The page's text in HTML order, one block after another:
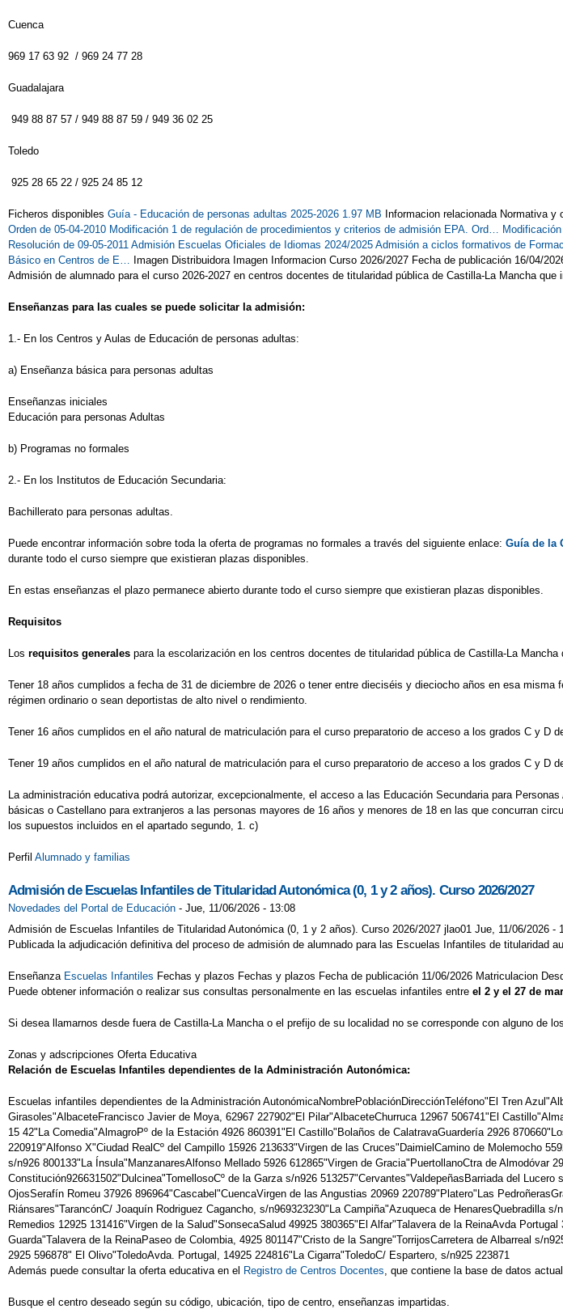
Cuenca
969 17 63 92 / 969 24 77 28
Guadalajara
949 88 87 57 / 949 88 87 59 / 949 36 02 25
Toledo
925 28 65 22 / 925 24 85 12
Ficheros disponibles Guía - Educación de personas adultas 2025-2026 1.97 MB Informacion relacionada Normativa y
Orden de 05-04-2010 Modificación 1 de regulación de procedimientos y criterios de admisión EPA. Ord…
Resolución de 09-05-2011 Admisión Escuelas Oficiales de Idiomas 2024/2025 Admisión a ciclos formativos de
Básico en Centros de E…
Imagen Distribuidora Imagen Informacion Curso 2026/2027 Fecha de publicación 16/04/
Admisión de alumnado para el curso 2026-2027 en centros docentes de titularidad pública de Castilla-La Mancha que
Enseñanzas para las cuales se puede solicitar la admisión:
1.- En los Centros y Aulas de Educación de personas adultas:
a) Enseñanza básica para personas adultas
Enseñanzas iniciales
Educación para personas Adultas
b) Programas no formales
2.- En los Institutos de Educación Secundaria:
Bachillerato para personas adultas.
Puede encontrar información sobre toda la oferta de programas no formales a través del siguiente enlace: Guía de la
durante todo el curso siempre que existieran plazas disponibles.
En estas enseñanzas el plazo permanece abierto durante todo el curso siempre que existieran plazas disponibles.
Requisitos
Los requisitos generales para la escolarización en los centros docentes de titularidad pública de Castilla-La
Tener 18 años cumplidos a fecha de 31 de diciembre de 2026 o tener entre dieciséis y dieciocho años en esa
régimen ordinario o sean deportistas de alto nivel o rendimiento.
Tener 16 años cumplidos en el año natural de matriculación para el curso preparatorio de acceso a los grados C y D
Tener 19 años cumplidos en el año natural de matriculación para el curso preparatorio de acceso a los grados C y D
La administración educativa podrá autorizar, excepcionalmente, el acceso a las Educación Secundaria para
básicas o Castellano para extranjeros a las personas mayores de 16 años y menores de 18 en las que concurran
los supuestos incluidos en el apartado segundo, 1. c)
Perfil Alumnado y familias
Admisión de Escuelas Infantiles de Titularidad Autonómica (0, 1 y 2 años). Curso 2026/2027
Novedades del Portal de Educación - Jue, 11/06/2026 - 13:08
Admisión de Escuelas Infantiles de Titularidad Autonómica (0, 1 y 2 años). Curso 2026/2027 jlao01 Jue, 11/06/2026
Publicada la adjudicación definitiva del proceso de admisión de alumnado para las Escuelas Infantiles de titularidad
Enseñanza Escuelas Infantiles Fechas y plazos Fechas y plazos Fecha de publicación 11/06/2026 Matriculacion
Puede obtener información o realizar sus consultas personalmente en las escuelas infantiles entre el 2 y el 27 de
Si desea llamarnos desde fuera de Castilla-La Mancha o el prefijo de su localidad no se corresponde con alguno de
Zonas y adscripciones Oferta Educativa
Relación de Escuelas Infantiles dependientes de la Administración Autonómica:
Escuelas infantiles dependientes de la Administración AutonómicaNombrePoblaciónDirecciónTeléfono"El Tren
Girasoles"AlbaceteFrancisco Javier de Moya, 62967 227902"El Pilar"AlbaceteChurruca 12967 506741"El
15 42"La Comedia"AlmagroPº de la Estación 4926 860391"El Castillo"Bolaños de CalatravaGuardería 2926
220919"Alfonso X"Ciudad RealCº del Campillo 15926 213633"Virgen de las Cruces"DaimielCamino de Molemocho
s/n926 800133"La Ínsula"ManzanaresAlfonso Mellado 5926 612865"Virgen de Gracia"PuertollanoCtra de Almodóvar
Constitución926631502"Dulcinea"TomellosoCº de la Garza s/n926 513257"Cervantes"ValdepeñasBarriada del
OjosSerafín Romeu 37926 896964"Cascabel"CuencaVirgen de las Angustias 20969 220789"Platero"Las
Riánsares"TarancónC/ Joaquín Rodriguez Cagancho, s/n969323230"La Campiña"Azuqueca de HenaresQuebradilla
Remedios 12925 131416"Virgen de la Salud"SonsecaSalud 49925 380365"El Alfar"Talavera de la ReinaAvda
Guarda"Talavera de la ReinaPaseo de Colombia, 4925 801147"Cristo de la Sangre"TorrijosCarretera de Albarreal s/
2925 596878" El Olivo"ToledoAvda. Portugal, 14925 224816"La Cigarra"ToledoC/ Espartero, s/n925 223871
Además puede consultar la oferta educativa en el Registro de Centros Docentes , que contiene la base de datos
Busque el centro deseado según su código, ubicación, tipo de centro, enseñanzas impartidas.